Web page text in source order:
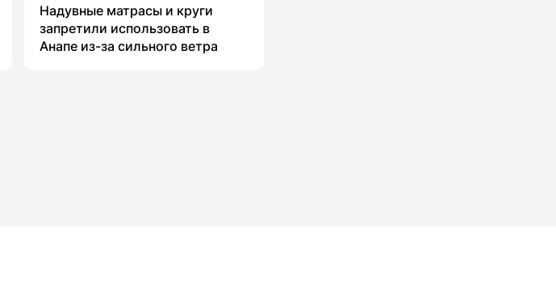
Надувные матрасы и круги
запретили использовать в
Анапе из-за сильного ветра